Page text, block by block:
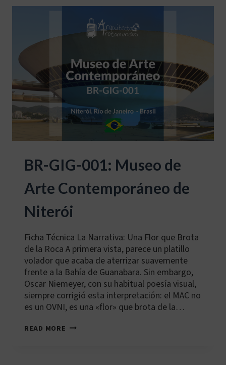
CASCADA)
BR-GIG-001: Museo de
Arte Contemporáneo de
Niterói
Ficha Técnica La Narrativa: Una Flor que Brota
de la Roca A primera vista, parece un platillo
volador que acaba de aterrizar suavemente
frente a la Bahía de Guanabara. Sin embargo,
Oscar Niemeyer, con su habitual poesía visual,
siempre corrigió esta interpretación: el MAC no
es un OVNI, es una «flor» que brota de la…
READ MORE BR-